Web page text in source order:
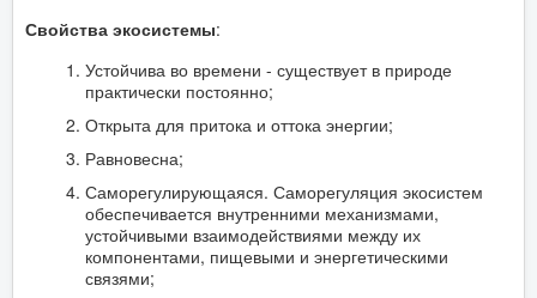
Свойства экосистемы:
Устойчива во времени - существует в природе
практически постоянно;
Открыта для притока и оттока энергии;
Равновесна;
Саморегулирующаяся. Саморегуляция экосистем
обеспечивается внутренними механизмами,
устойчивыми взаимодействиями между их
компонентами, пищевыми и энергетическими
связями;